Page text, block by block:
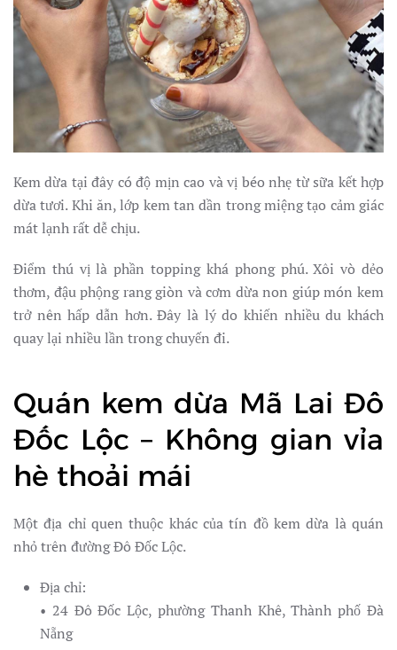
Kem dừa tại đây có độ mịn cao và vị béo nhẹ từ sữa kết hợp
dừa tươi. Khi ăn, lớp kem tan dần trong miệng tạo cảm giác
mát lạnh rất dễ chịu.
Điểm thú vị là phần topping khá phong phú. Xôi vò dẻo
thơm, đậu phộng rang giòn và cơm dừa non giúp món kem
trở nên hấp dẫn hơn. Đây là lý do khiến nhiều du khách
quay lại nhiều lần trong chuyến đi.
Quán kem dừa Mã Lai Đô
Đốc Lộc – Không gian vỉa
hè thoải mái
Một địa chỉ quen thuộc khác của tín đồ kem dừa là quán
nhỏ trên đường Đô Đốc Lộc.
Địa chỉ:
• 24 Đô Đốc Lộc, phường Thanh Khê, Thành phố Đà
Nẵng